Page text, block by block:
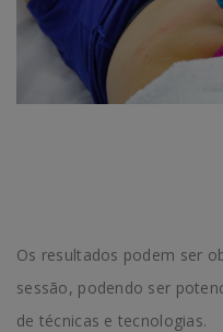
Os resultados podem ser
sessão, podendo ser
de técnicas e tecnologias.